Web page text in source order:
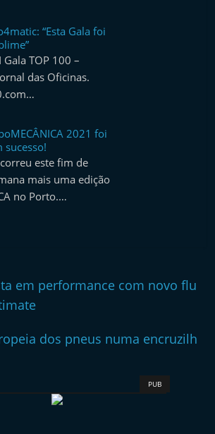
“Esta Gala foi
Gala TOP 100 –
das Oficinas.
2021 foi
sucesso!
este fim de
mais uma edição
no Porto.…
em performance com novo flu
dos pneus numa encruzilh
PUB